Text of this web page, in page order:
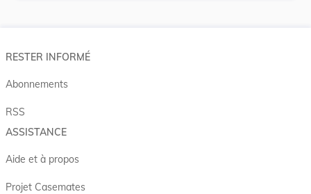
RESTER INFORMÉ
Abonnements
RSS
ASSISTANCE
Aide et à propos
Projet Casemates